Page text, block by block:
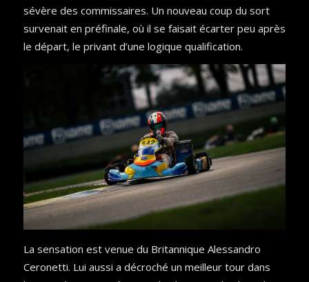
sévère des commissaires. Un nouveau coup du sort
survenait en préfinale, où il se faisait écarter peu après
le départ, le privant d’une logique qualification.
La sensation est venue du Britannique Alessandro
Ceronetti. Lui aussi a décroché un meilleur tour dans